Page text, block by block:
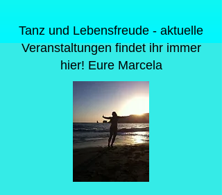
Tanz und Lebensfreude - aktuelle
Veranstaltungen findet ihr immer
hier! Eure Marcela